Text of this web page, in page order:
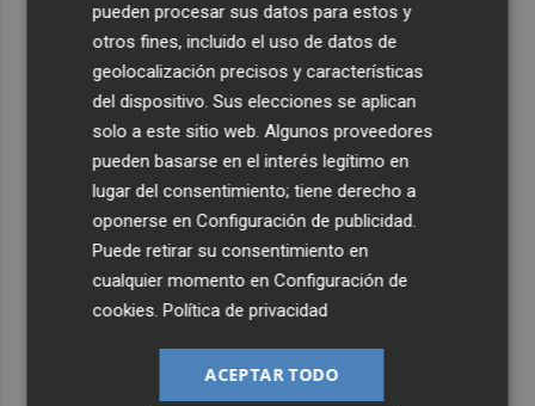
8 de enero de 2023. Rebajas de invierno.
7 de abril de 2023. Viernes Santo. Mayor
afluencia turística.
9 de abril de 2023. Domingo de Pascua.
Mayor afluencia turística.
30 de abril de 2023. Domingo.
Coincidencia de dos festivos.
24 de junio de 2023. Sábado. San Juan.
Coincidencia de dos festivos.
2 de julio de 2023. Domingo. Rebajas de
8 de octubre de 2023. Domingo.
pueden procesar sus datos para estos y
otros fines, incluido el uso de datos de
geolocalización precisos y características
del dispositivo. Sus elecciones se aplican
solo a este sitio web. Algunos proveedores
pueden basarse en el interés legítimo en
lugar del consentimiento; tiene derecho a
oponerse enConfiguración de publicidad.
Puede retirar su consentimiento en
cualquier momento enConfiguración de
cookies.Política de privacidad
ACEPTAR TODO